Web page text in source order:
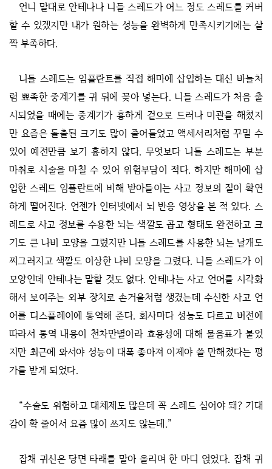
언니 말대로 안테나나 니들 스레드가 어느 정도 스레드를 커버
할 수 있겠지만 내가 원하는 성능을 완벽하게 만족시키기에는 살
짝 부족하다.
니들 스레드는 임플란트를 직접 해마에 삽입하는 대신 바늘처
럼 뾰족한 중계기를 귀 뒤에 꽂아 넣는다. 니들 스레드가 처음 출
시되었을 때에는 중계기가 흉하게 겉으로 드러나 미관을 해쳤지
만 요즘은 돌출된 크기도 많이 줄어들었고 액세서리처럼 꾸밀 수
있어 예전만큼 보기 흉하지 않다. 무엇보다 니들 스레드는 부분
마취로 시술을 마칠 수 있어 위험부담이 적다. 하지만 해마에 삽
입한 스레드 임플란트에 비해 받아들이는 사고 정보의 질이 확연
하게 떨어진다. 언젠가 인터넷에서 뇌 반응 영상을 본 적 있다. 스
레드로 사고 정보를 수용한 뇌는 색깔도 곱고 형태도 완전하고 크
기도 큰 나비 모양을 그렸지만 니들 스레드를 사용한 뇌는 날개도
찌그러지고 색깔도 이상한 나비 모양을 그렸다. 니들 스레드가 이
모양인데 안테나는 말할 것도 없다. 안테나는 사고 언어를 시각화
해서 보여주는 외부 장치로 손거울처럼 생겼는데 수신한 사고 언
어를 디스플레이에 통역해 준다. 회사마다 성능도 다르고 버전에
따라서 통역 내용이 천차만별이라 효용성에 대해 물음표가 붙었
지만 최근에 와서야 성능이 대폭 좋아져 이제야 쓸 만해졌다는 평
가를 받게 되었다.
“수술도 위험하고 대체제도 많은데 꼭 스레드 심어야 돼? 기대
감이 확 줄어서 요즘 많이 쓰지도 않는데.”
잡채 귀신은 당면 타래를 말아 올리며 한 마디 얹었다. 잡채 귀